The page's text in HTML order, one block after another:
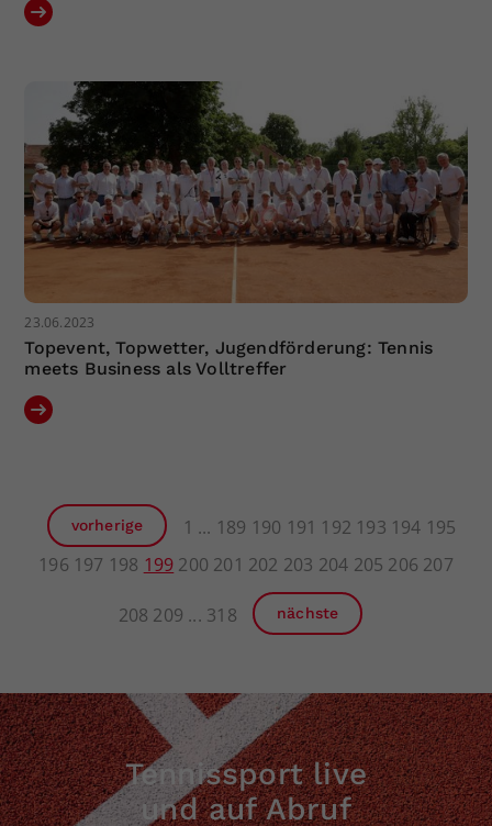
23.06.2023
Topevent, Topwetter, Jugendförderung: Tennis
meets Business als Volltreffer
vorherige 1 189 190 191 192 193 194 195
196 197 198 199 200 201 202 203 204 205 206 207
208 209 318 nächste
Tennissport live
und auf Abruf